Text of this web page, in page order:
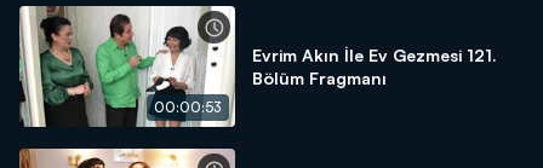
00:00:53
Evrim Akın İle Ev Gezmesi 121.
Bölüm Fragmanı